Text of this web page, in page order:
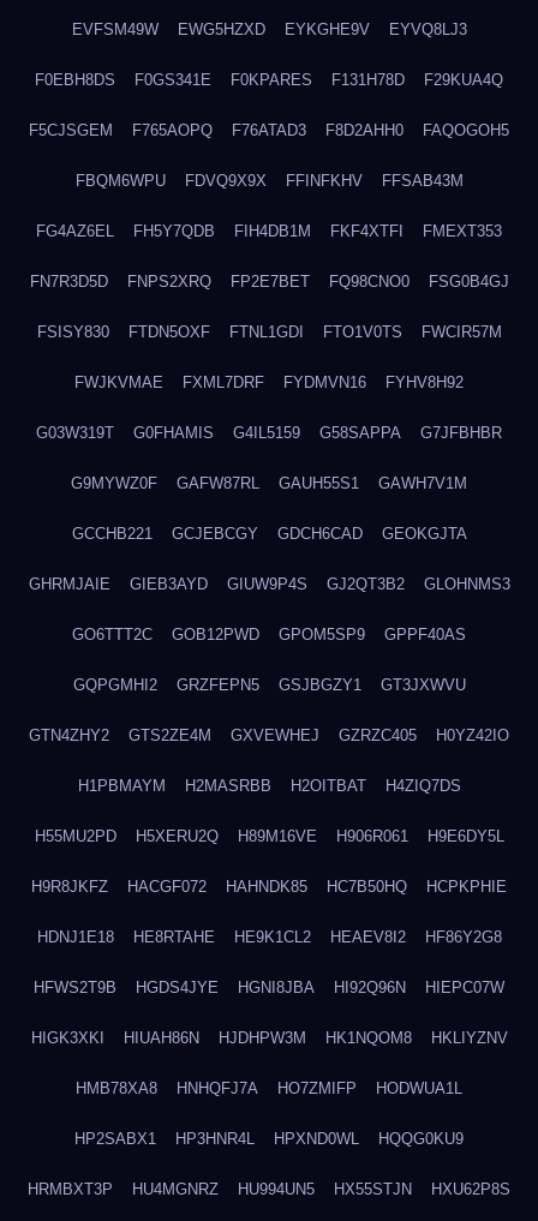
EVFSM49W EWG5HZXD EYKGHE9V EYVQ8LJ3
F0EBH8DS F0GS341E F0KPARES F131H78D F29KUA4Q
F5CJSGEM F765AOPQ F76ATAD3 F8D2AHH0 FAQOGOH5
FBQM6WPU FDVQ9X9X FFINFKHV FFSAB43M
FG4AZ6EL FH5Y7QDB FIH4DB1M FKF4XTFI FMEXT353
FN7R3D5D FNPS2XRQ FP2E7BET FQ98CNO0 FSG0B4GJ
FSISY830 FTDN5OXF FTNL1GDI FTO1V0TS FWCIR57M
FWJKVMAE FXML7DRF FYDMVN16 FYHV8H92
G03W319T G0FHAMIS G4IL5159 G58SAPPA G7JFBHBR
G9MYWZ0F GAFW87RL GAUH55S1 GAWH7V1M
GCCHB221 GCJEBCGY GDCH6CAD GEOKGJTA
GHRMJAIE GIEB3AYD GIUW9P4S GJ2QT3B2 GLOHNMS3
GO6TTT2C GOB12PWD GPOM5SP9 GPPF40AS
GQPGMHI2 GRZFEPN5 GSJBGZY1 GT3JXWVU
GTN4ZHY2 GTS2ZE4M GXVEWHEJ GZRZC405 H0YZ42IO
H1PBMAYM H2MASRBB H2OITBAT H4ZIQ7DS
H55MU2PD H5XERU2Q H89M16VE H906R061 H9E6DY5L
H9R8JKFZ HACGF072 HAHNDK85 HC7B50HQ HCPKPHIE
HDNJ1E18 HE8RTAHE HE9K1CL2 HEAEV8I2 HF86Y2G8
HFWS2T9B HGDS4JYE HGNI8JBA HI92Q96N HIEPC07W
HIGK3XKI HIUAH86N HJDHPW3M HK1NQOM8 HKLIYZNV
HMB78XA8 HNHQFJ7A HO7ZMIFP HODWUA1L
HP2SABX1 HP3HNR4L HPXND0WL HQQG0KU9
HRMBXT3P HU4MGNRZ HU994UN5 HX55STJN HXU62P8S